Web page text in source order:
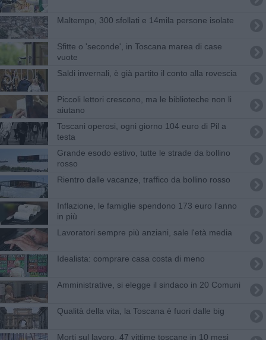
Maltempo, 300 sfollati e 14mila persone isolate
Sfitte o 'seconde', in Toscana marea di case
vuote
Saldi invernali, è già partito il conto alla rovescia
Piccoli lettori crescono, ma le biblioteche non li
aiutano
Toscani operosi, ogni giorno 104 euro di Pil a
testa
Grande esodo estivo, tutte le strade da bollino
rosso
Rientro dalle vacanze, traffico da bollino rosso
Inflazione, le famiglie spendono 173 euro l'anno
in più
Lavoratori sempre più anziani, sale l'età media
Idealista: comprare casa costa di meno
Amministrative, si elegge il sindaco in 20 Comuni
Qualità della vita, la Toscana è fuori dalle big
Morti sul lavoro, 47 vittime toscane in 10 mesi